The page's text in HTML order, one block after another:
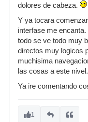
dolores de cabeza.
Y ya tocara
interfase me
todo se ve todo muy
directos muy logicos
muchisima
las cosas a este
Ya ire comentando
1